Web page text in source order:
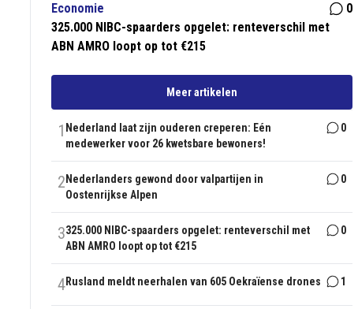
Economie
0
325.000 NIBC-spaarders opgelet: renteverschil met
ABN AMRO loopt op tot €215
Meer artikelen
1 Nederland laat zijn ouderen creperen: Eén
medewerker voor 26 kwetsbare bewoners!
0
2 Nederlanders gewond door valpartijen in
Oostenrijkse Alpen
0
3325.000 NIBC-spaarders opgelet: renteverschil met
ABN AMRO loopt op tot €215
0
4Rusland meldt neerhalen van 605 Oekraïense drones 1